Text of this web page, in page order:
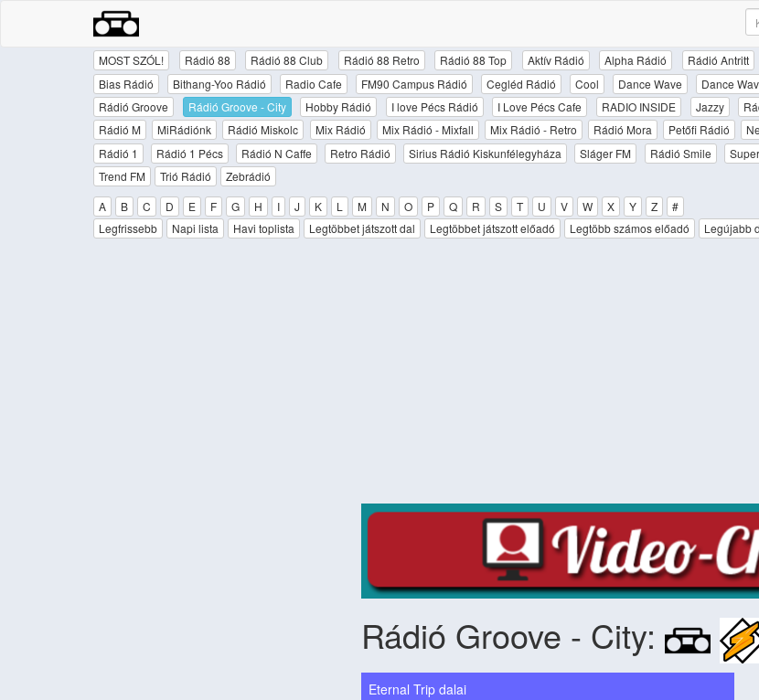
MOST SZÓL! Rádió 88 Rádió 88 Club Rádió 88 Retro Rádió 88 Top Aktív Rádió Alpha Rádió Rádió Antritt
Bias Rádió
Bithang-Yoo Rádió Radio Cafe FM90 Campus Rádió Cegléd Rádió Cool Dance Wave Dance
Rádió Groove
Rádió Groove - City Hobby Rádió I love Pécs Rádió I Love Pécs Cafe RADIO INSIDE Jazzy
Rádió M
MiRádiónk Rádió Miskolc Mix Rádió Mix Rádió - Mixfall Mix Rádió - Retro Rádió Mora Petőfi Rádió
Rádió 1
Rádió 1 Pécs Rádió N Caffe Retro Rádió Sirius Rádió Kiskunfélegyháza Sláger FM Rádió Smile
Trend FM
Trió Rádió
Zebrádió
A
B C D E F G H I J K L M N O P Q R S T U V W X Y Z
#
Legfrissebb
Napi lista Havi toplista Legtöbbet játszott dal Legtöbbet játszott előadó Legtöbb számos előadó Legújabb
Rádió Groove - City:
Eternal Trip dalai